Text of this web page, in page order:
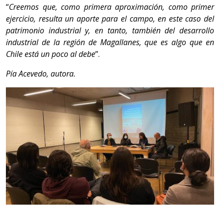
“Creemos que, como primera aproximación, como primer
ejercicio, resulta un aporte para el campo, en este caso del
patrimonio industrial y, en tanto, también del desarrollo
industrial de la región de Magallanes, que es algo que en
Chile está un poco al debe”.
Pía Acevedo, autora.